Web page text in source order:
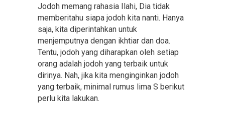
Jodoh memang rahasia Ilahi, Dia tidak
memberitahu siapa jodoh kita nanti. Hanya
saja, kita diperintahkan untuk
menjemputnya dengan ikhtiar dan doa.
Tentu, jodoh yang diharapkan oleh setiap
orang adalah jodoh yang terbaik untuk
dirinya. Nah, jika kita menginginkan jodoh
yang terbaik, minimal rumus lima S berikut
perlu kita lakukan.